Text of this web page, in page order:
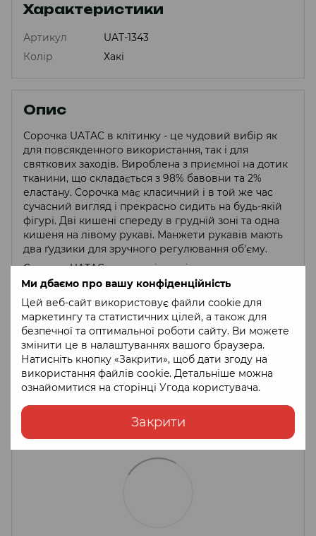
Ми дбаємо про вашу конфіденційність
Цей веб-сайт використовує файли cookie для
маркетингу та статистичних цілей, а також для
безпечної та оптимальної роботи сайту. Ви можете
змінити це в налаштуваннях вашого браузера.
Натисніть кнопку «Закрити», щоб дати згоду на
використання файлів cookie. Детальніше можна
ознайомитися на сторінці Угода користувача.
Закрити
Характеристики
Артикул
UAT-1343
Колір
Хакі
Опис
Сорочка UATAC в клітинку - це чудовий вибір як
для повсякденного використання, так і для
святкових заходів. Вироблена з приємної на дотик
тканини, що складається з 98% бавовни та 2%
еластану. Сорочка має класичний і в той же час
сучасний вигляд і прекрасно сидить на будь-якій
фігурі. Дві кишені спереду в грудній зоні та одна
кишеня на лівому рукаві. Манжети рукавів мають
два ґудзики для зручного регулювання об'єму.
Сорочка UATAC це незамінна річ у вашому
гардеробі, а завдяки якісним і комфортним
матеріалам преміум якості, сорочка прослужить
вам довгі роки.